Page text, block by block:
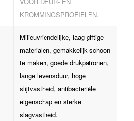
KROMMINGSPROFIELEN.
Milieuvriendelijke, laag-giftige
materialen, gemakkelijk schoon
te maken, goede drukpatronen,
lange levensduur, hoge
slijtvastheid, antibacteriële
eigenschap en sterke
slagvastheid.